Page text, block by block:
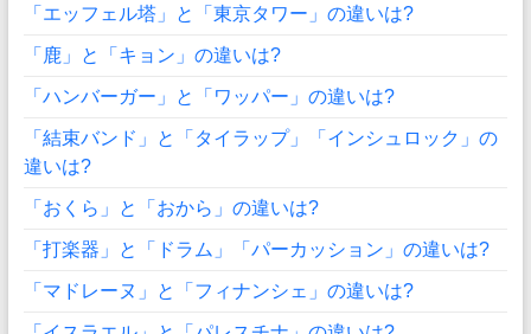
「エッフェル塔」と「東京タワー」の違いは?
「鹿」と「キョン」の違いは?
「ハンバーガー」と「ワッパー」の違いは?
「結束バンド」と「タイラップ」「インシュロック」の
違いは?
「おくら」と「おから」の違いは?
「打楽器」と「ドラム」「パーカッション」の違いは?
「マドレーヌ」と「フィナンシェ」の違いは?